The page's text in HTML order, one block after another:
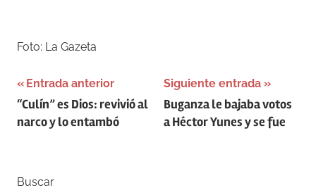
Foto: La Gazeta
Navegación
de
Entrada anterior
“Culín” es Dios: revivió al
narco y lo entambó
Siguiente entrada
Buganza le bajaba votos
a Héctor Yunes y se fue
Buscar